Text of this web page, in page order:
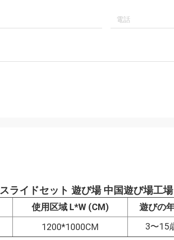
ライドセット 遊び場 中国遊び場工場
使用区域 L*W (CM)
遊びの
1200*1000CM 3〜15